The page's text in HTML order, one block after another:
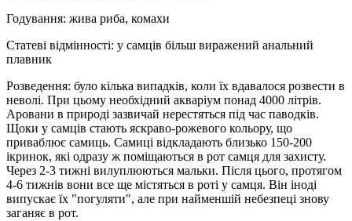
Годування: жива риба, комахи
Статеві відмінності: у самців більш виражений анальний
плавник
Розведення: було кілька випадків, коли їх вдавалося розвести в
неволі. При цьому необхідний акваріум понад 4000 літрів.
Аровани в природі зазвичай нерестяться під час паводків.
Щоки у самців стають яскраво-рожевого кольору, що
приваблює самиць. Самиці відкладають близько 150-200
ікринок, які одразу ж поміщаються в рот самця для захисту.
Через 2-3 тижні вилуплюються мальки. Після цього, протягом
4-6 тижнів вони все ще містяться в роті у самця. Він іноді
випускає їх "погуляти", але при найменшій небезпеці знову
заганяє в рот.